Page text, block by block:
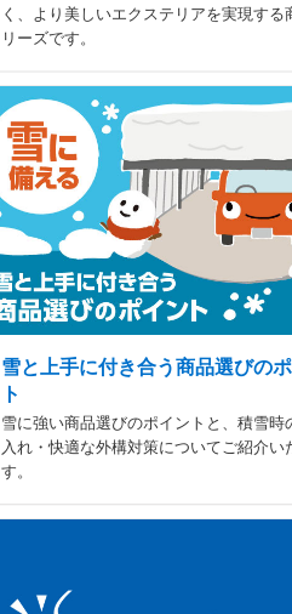
く、より美しいエクステリアを実現する
リーズです。
雪と上手に付き合う商品選びの
ト
雪に強い商品選びのポイントと、積雪時
入れ・快適な外構対策についてご紹介い
す。